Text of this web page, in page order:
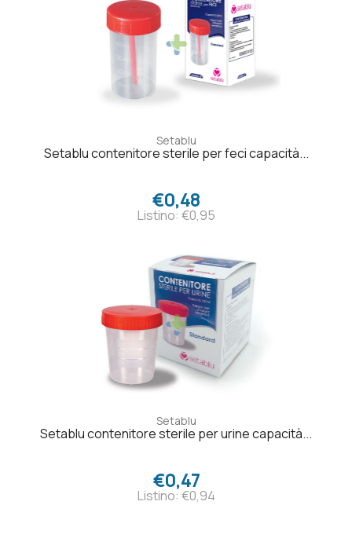
Setablu
Setablu contenitore sterile per feci capacità...
€0,48
Listino: €0,95
Setablu
Setablu contenitore sterile per urine capacità...
€0,47
Listino: €0,94